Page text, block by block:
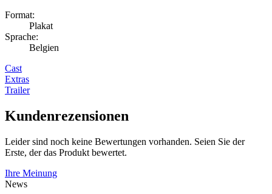
Format:
Plakat
Sprache:
Belgien
Cast
Extras
Trailer
Kundenrezensionen
Leider sind noch keine Bewertungen vorhanden. Seien Sie der
Erste, der das Produkt bewertet.
Ihre Meinung
News